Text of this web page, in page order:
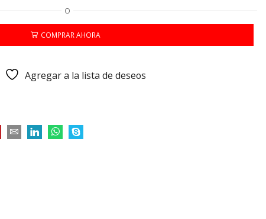
O
COMPRAR AHORA
Agregar a la lista de deseos